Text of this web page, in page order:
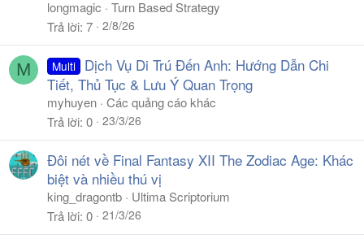
longmagic
Turn Based Strategy
Trả lời 7 2/8/26
M Multi
Dịch Vụ Di Trú Đến Anh: Hướng Dẫn Chi
Tiết, Thủ Tục & Lưu Ý Quan Trọng
myhuyen Các quảng cáo khác
Trả lời 0 23/3/26
Đôi nét về Final Fantasy XII The Zodiac Age: Khác
biệt và nhiều thú vị
king_dragontb
Ultima Scriptorium
Trả lời 0 21/3/26